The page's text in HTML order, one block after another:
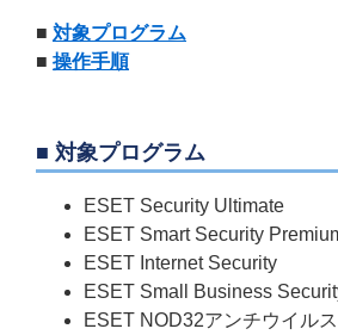
■ 対象プログラム
■ 操作手順
■ 対象プログラム
ESET Security Ultimate
ESET Smart Security
ESET Internet Security
ESET Small Business
ESET NOD32アンチウイルス